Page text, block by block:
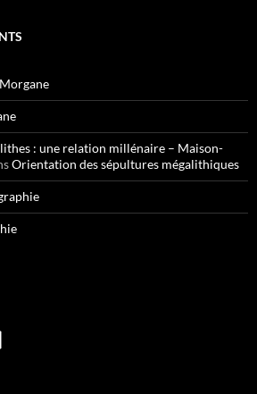
: une relation millénaire – Maison-
Orientation des sépultures mégalithiques